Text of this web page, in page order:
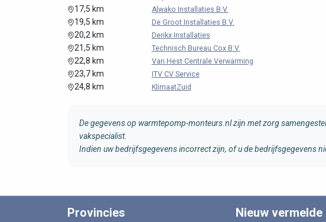
17,5 km Alwako Installaties B.V.
19,5 km De Groot Installaties B.V.
20,2 km Derikx Installaties
21,5 km Technisch Bureau Cox B.V.
22,8 km Van Hest Centrale Verwarming
23,7 km ITV CV Service
24,8 km KlimaatZuid
De gegevens op warmtepomp-monteurs.nl zijn met zorg
vakspecialist.
Indien uw bedrijfsgegevens incorrect zijn, of u de bedrijfsgegevens
Provincies Nieuw